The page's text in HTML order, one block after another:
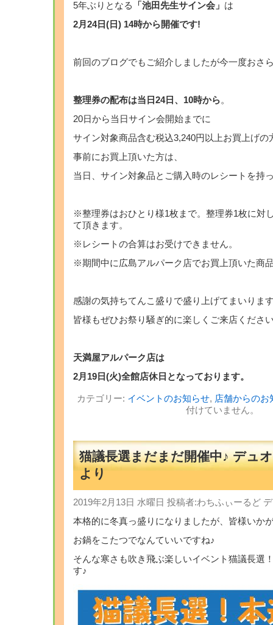
5年ぶりとなる
「池田先生サイン会」 は
2月24日(日) 14時から開催です!
前回のブログでもご紹介しましたが今一度おさ
整理券の配布は当日24日、10時から。
20日から当日サイン会開始までに
サイン対象商品含む税込3,240円以上お買上げの
事前にお買上頂いた方は、
当日、サイン対象品とご購入時のレシートを持
※整理券はおひとり様1枚まで。整理券1枚に対
て頂きます。
※レシートの合算はお受けできません。
※期間中に広島アルパーク店でお買上頂いた商
感謝の気持ちてんこ盛りで盛り上げてまいりま
皆様もぜひお祭り騒ぎ的に楽しくご来店くださ
天満屋アルパーク店は
2月19日(火)全館店休日となっております。
カテゴリー: イベントのお知らせ, 店舗からのお
付けていません。
猫議長選まだまだ開催中♪ デュ
より
2019年2月13日 水曜日 投稿者:わちふぃーるど
本格的に冬真っ盛りになりましたが、皆様いか
お鍋をこたつでなんていいですね♪
そんな寒さも吹き飛ぶ楽しいイベント猫議長選
す♪